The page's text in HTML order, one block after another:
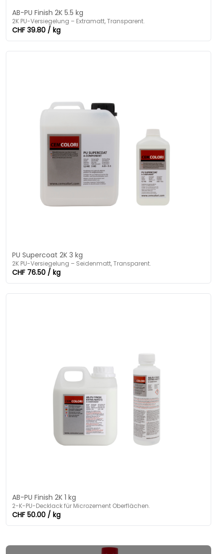
AB-PU Finish 2K 5.5 kg
2K PU-Versiegelung – Extramatt, Transparent.
CHF 39.80 / kg
PU Supercoat 2K 3 kg
2K PU-Versiegelung – Seidenmatt, Transparent.
CHF 76.50 / kg
AB-PU Finish 2K 1 kg
2-K-PU-Decklack für Microzement Oberflächen.
CHF 50.00 / kg